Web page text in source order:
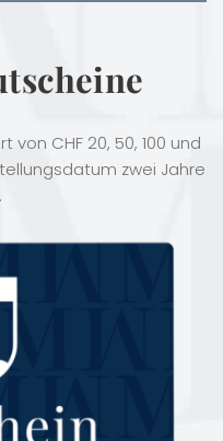
CHF 20, 50, 100 und
zwei Jahre